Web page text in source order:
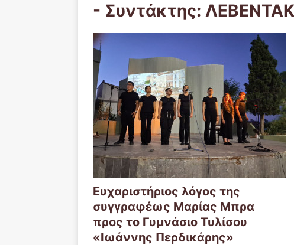
- Συντάκτης:
Ευχαριστήριος λόγος της
συγγραφέως Μαρίας Μπρα
προς το Γυμνάσιο Τυλίσου
«Ιωάννης Περδικάρης»